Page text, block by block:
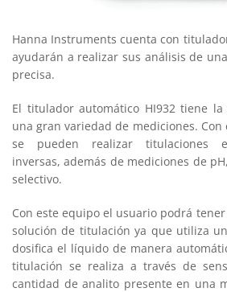
Hanna Instruments cuenta con
ayudarán a realizar sus análisis de
precisa.
El titulador automático HI932 tiene
una gran variedad de mediciones. Con
se pueden realizar titulaciones
inversas, además de mediciones de
selectivo.
Con este equipo el usuario podrá
solución de titulación ya que utiliza
dosifica el líquido de manera
titulación se realiza a través de
cantidad de analito presente en una